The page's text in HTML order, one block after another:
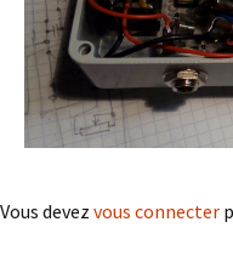
Vous devez vous connecter